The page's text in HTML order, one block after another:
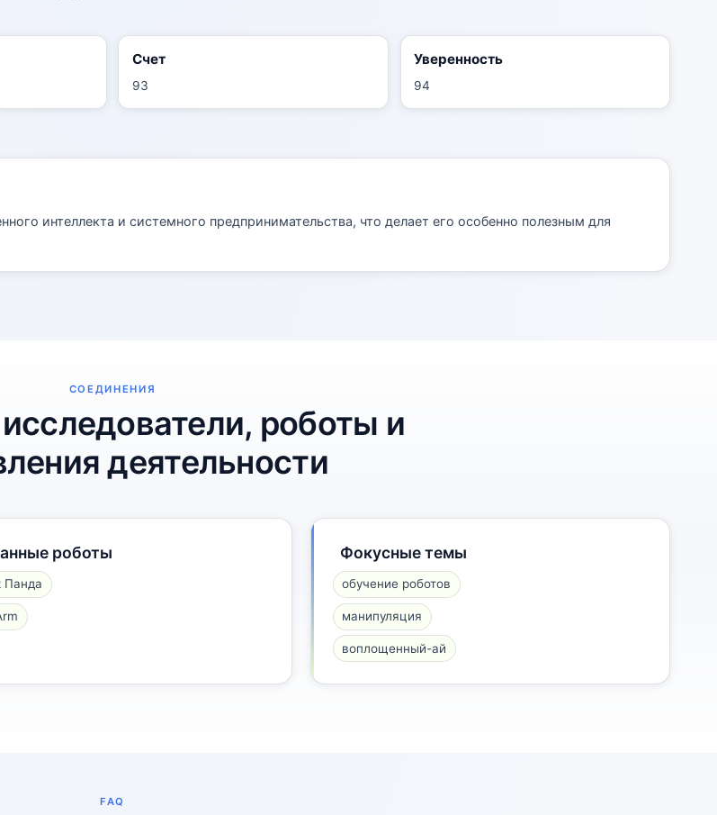
Счет
93
Уверенность
94
интеллекта и системного предпринимательства, что делает его особенно полезным для
СОЕДИНЕНИЯ
роботы и
деятельности
роботы
Панда
Фокусные темы
обучение роботов
манипуляция
воплощенный-ай
FAQ